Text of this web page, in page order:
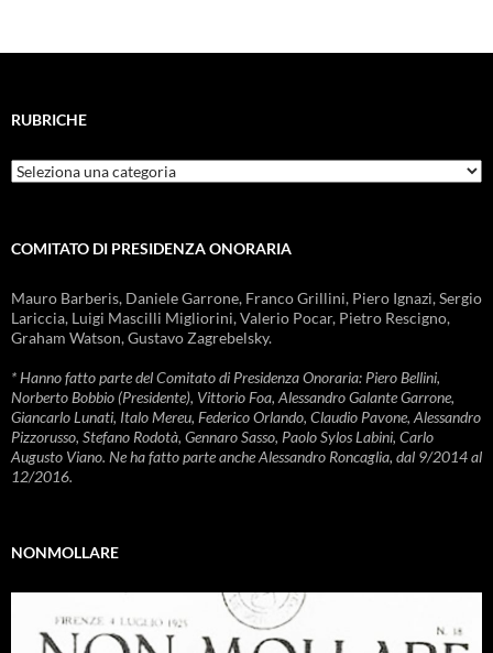
RUBRICHE
Rubriche
COMITATO DI PRESIDENZA ONORARIA
Mauro Barberis, Daniele Garrone, Franco Grillini, Piero Ignazi, Sergio
Lariccia, Luigi Mascilli Migliorini, Valerio Pocar, Pietro Rescigno,
Graham Watson, Gustavo Zagrebelsky.
* Hanno fatto parte del Comitato di Presidenza Onoraria: Piero Bellini,
Norberto Bobbio (Presidente), Vittorio Foa, Alessandro Galante Garrone,
Giancarlo Lunati, Italo Mereu, Federico Orlando, Claudio Pavone, Alessandro
Pizzorusso, Stefano Rodotà, Gennaro Sasso, Paolo Sylos Labini, Carlo
Augusto Viano. Ne ha fatto parte anche Alessandro Roncaglia, dal 9/2014 al
12/2016.
NONMOLLARE